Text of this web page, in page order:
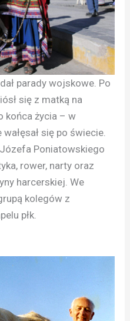
parady wojskowe. Po
się z matką na
końca życia – w
się po świecie.
Poniatowskiego
rower, narty oraz
harcerskiej. We
kolegów z
płk.